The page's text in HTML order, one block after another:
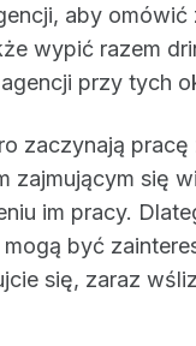
aby omówić
wypić razem
przy tych
zaczynają
zajmującym się
im pracy.
być
się, zaraz